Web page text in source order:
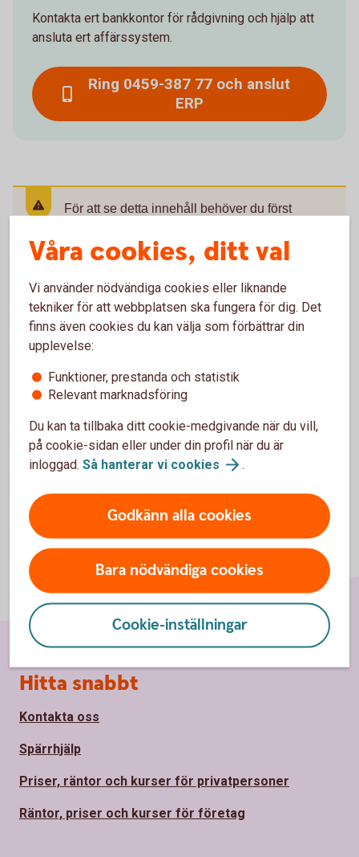
Kontakta ert bankkontor för rådgivning och hjälp att
ansluta ert affärssystem.
Ring 0459-387 77 och anslut
ERP
För att se detta innehåll behöver du först
och statistik.
Mer information
ERP-system – merinformation
Våra cookies, ditt val
Vi använder nödvändiga cookies eller liknande
tekniker för att webbplatsen ska fungera för dig. Det
finns även cookies du kan välja som förbättrar din
upplevelse:
Funktioner, prestanda och statistik
Relevant marknadsföring
Du kan ta tillbaka ditt cookie-medgivande när du vill,
på cookie-sidan eller under din profil när du är
inloggad. Så hanterar vi cookies .
Godkänn alla cookies
Bara nödvändiga cookies
Cookie-inställningar
Sidfot
Hitta snabbt
Kontakta oss
Spärrhjälp
Priser, räntor och kurser för privatpersoner
Räntor, priser och kurser för företag